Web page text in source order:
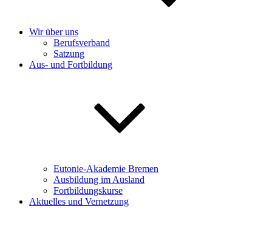
Wir über uns
Berufsverband
Satzung
Aus- und Fortbildung
Eutonie-Akademie Bremen
Ausbildung im Ausland
Fortbildungskurse
Aktuelles und Vernetzung